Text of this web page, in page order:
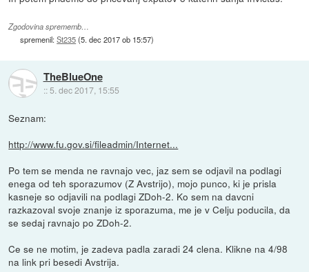
Zgodovina sprememb…
spremenil:St235(5. dec 2017 ob 15:57)
TheBlueOne
:: 5. dec 2017, 15:55
Seznam:
http://www.fu.gov.si/fileadmin/Internet...
Po tem se menda ne ravnajo vec, jaz sem se odjavil na podlagi
enega od teh sporazumov (Z Avstrijo), mojo punco, ki je prisla
kasneje so odjavili na podlagi ZDoh-2. Ko sem na davcni
razkazoval svoje znanje iz sporazuma, me je v Celju poducila, da
se sedaj ravnajo po ZDoh-2.
Ce se ne motim, je zadeva padla zaradi 24 clena. Klikne na 4/98
na link pri besedi Avstrija.